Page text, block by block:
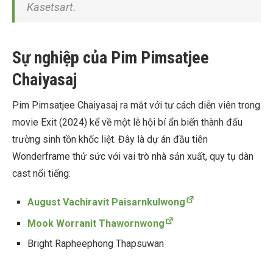
Kasetsart.
Sự nghiệp của Pim Pimsatjee
Chaiyasaj
Pim Pimsatjee Chaiyasaj ra mắt với tư cách diễn viên trong
movie Exit (2024) kể về một lễ hội bí ẩn biến thành đấu
trường sinh tồn khốc liệt. Đây là dự án đầu tiên
Wonderframe thử sức với vai trò nhà sản xuất, quy tụ dàn
cast nổi tiếng:
August Vachiravit Paisarnkulwong
Mook Worranit Thawornwong
Bright Rapheephong Thapsuwan